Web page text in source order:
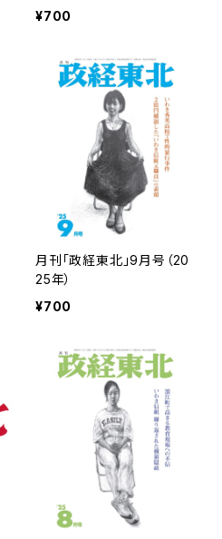
¥700
月刊「政経東北」9月号（20
25年）
¥700